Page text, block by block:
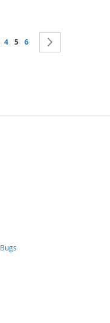
Pagina
4 Attualmente stai leggendo
5 Pagina
6